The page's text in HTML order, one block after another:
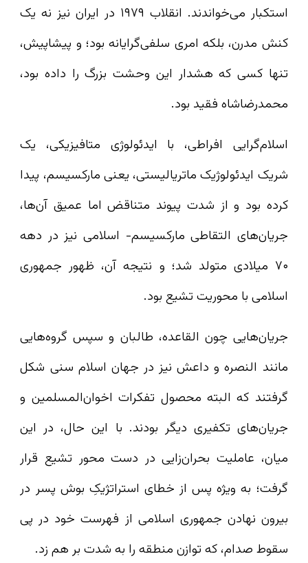
استکبار می‌خواندند. انقلاب ۱۹۷۹ در ایران نیز نه یک
کنش مدرن، بلکه امری سلفی‌گرایانه بود؛ و پیشاپیش،
تنها کسی که هشدار این وحشت بزرگ را داده بود،
محمدرضاشاه فقید بود.
اسلام‌گرایی افراطی، با ایدئولوژی متافیزیکی، یک
شریک ایدئولوژیک ماتریالیستی، یعنی مارکسیسم، پیدا
کرده بود و از شدت پیوند متناقض اما عمیق آن‌ها،
جریان‌های التقاطی مارکسیسم- اسلامی نیز در دهه
۷۰ میلادی متولد شد؛ و نتیجه آن، ظهور جمهوری
اسلامی با محوریت تشیع بود.
جریان‌هایی چون القاعده، طالبان و سپس گروه‌هایی
مانند النصره و داعش نیز در جهان اسلام سنی شکل
گرفتند که البته محصول تفکرات اخوان‌المسلمین و
جریان‌های تکفیری دیگر بودند. با این حال، در این
میان، عاملیت بحران‌زایی در دست محور تشیع قرار
گرفت؛ به‌ ویژه پس از خطای استراتژیکِ بوش پسر در
بیرون نهادن جمهوری اسلامی از فهرست خود در پی
سقوط صدام، که توازن منطقه را به‌ شدت بر هم زد.